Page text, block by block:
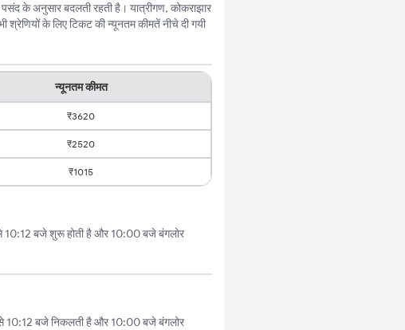
के अनुसार बदलती रहती है। यात्रीगण, कोकराझार
के लिए टिकट की न्यूनतम कीमतें नीचे दी गयी
न्यूनतम कीमत
₹3620
₹2520
₹1015
10:12 बजे शुरू होती है और 10:00 बजे बंगलोर
10:12 बजे निकलती है और 10:00 बजे बंगलोर